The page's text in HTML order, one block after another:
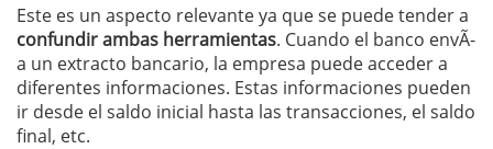
Este es un aspecto relevante ya que se puede tender a
confundir ambas herramientas. Cuando el banco envÃ­
a un extracto bancario, la empresa puede acceder a
diferentes informaciones. Estas informaciones pueden
ir desde el saldo inicial hasta las transacciones, el saldo
final, etc.